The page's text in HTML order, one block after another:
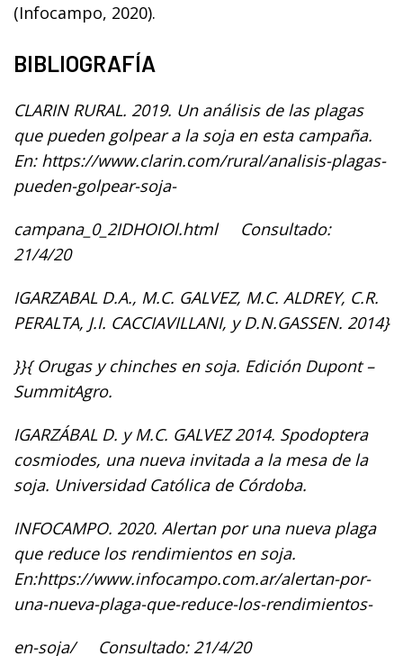
(Infocampo, 2020).
BIBLIOGRAFÍA
CLARIN RURAL. 2019. Un análisis de las plagas
que pueden golpear a la soja en esta campaña.
En: https://www.clarin.com/rural/analisis-plagas-
pueden-golpear-soja-
campana_0_2IDHOIOl.html Consultado:
21/4/20
IGARZABAL D.A., M.C. GALVEZ, M.C. ALDREY, C.R.
PERALTA, J.I. CACCIAVILLANI, y D.N.GASSEN. 2014}
}}{ Orugas y chinches en soja. Edición Dupont –
SummitAgro.
IGARZÁBAL D. y M.C. GALVEZ 2014. Spodoptera
cosmiodes, una nueva invitada a la mesa de la
soja. Universidad Católica de Córdoba.
INFOCAMPO. 2020. Alertan por una nueva plaga
que reduce los rendimientos en soja.
En:https://www.infocampo.com.ar/alertan-por-
una-nueva-plaga-que-reduce-los-rendimientos-
en-soja/ Consultado: 21/4/20